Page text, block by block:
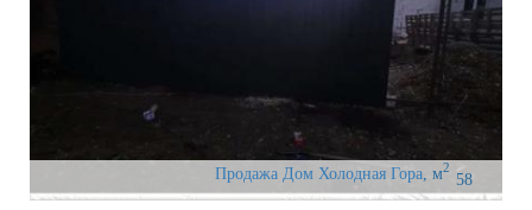
Продажа Дом Холодная Гора 58
м2